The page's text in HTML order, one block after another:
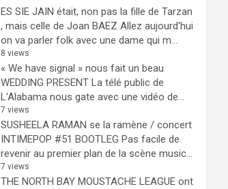
ES SIE JAIN était, non pas la fille de Tarzan
, mais celle de Joan BAEZ Allez aujourd'hui
on va parler folk avec une dame qui m...
8 views
« We have signal » nous fait un beau
WEDDING PRESENT La télé public de
L'Alabama nous gate avec une vidéo de...
7 views
SUSHEELA RAMAN se la ramène / concert
INTIMEPOP #51 BOOTLEG Pas facile de
revenir au premier plan de la scène music...
7 views
THE NORTH BAY MOUSTACHE LEAGUE ont